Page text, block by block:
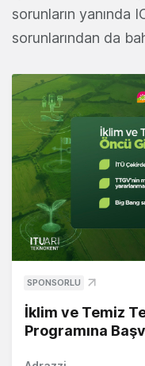
sorunların yanında
sorunlarından da
SPONSORLU
İklim ve Temiz
Programına